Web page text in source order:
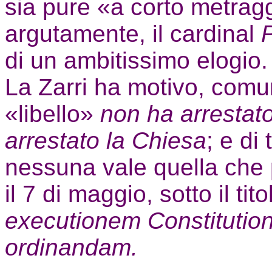
sia pure «a corto
argutamente, il cardinal
di un ambitissimo elogio.
La Zarri ha motivo,
«libello» non ha
arrestato la Chiesa; e di
nessuna vale quella
il 7 di maggio, sotto il
executionem
ordinandam.